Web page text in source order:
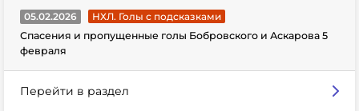
05.02.2026
НХЛ. Голы с подсказками
Спасения и пропущенные голы Бобровского и Аскарова 5
февраля
Перейти в раздел